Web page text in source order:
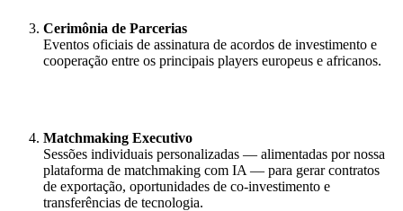
Cerimônia de Parcerias
Eventos oficiais de assinatura de acordos de investimento e
cooperação entre os principais players europeus e africanos.
Matchmaking Executivo
Sessões individuais personalizadas — alimentadas por nossa
plataforma de matchmaking com IA — para gerar contratos
de exportação, oportunidades de co-investimento e
transferências de tecnologia.